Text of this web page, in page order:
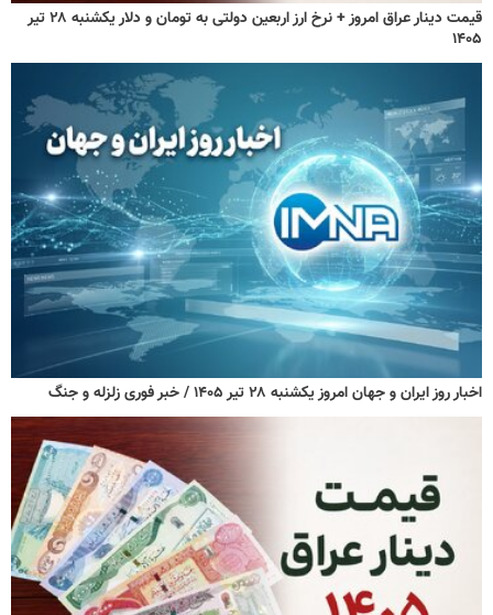
قیمت دینار عراق امروز + نرخ ارز اربعین دولتی به تومان و دلار یکشنبه ۲۸ تیر
۱۴۰۵
اخبار روز ایران و جهان امروز یکشنبه ۲۸ تیر ۱۴۰۵ / خبر فوری زلزله و جنگ